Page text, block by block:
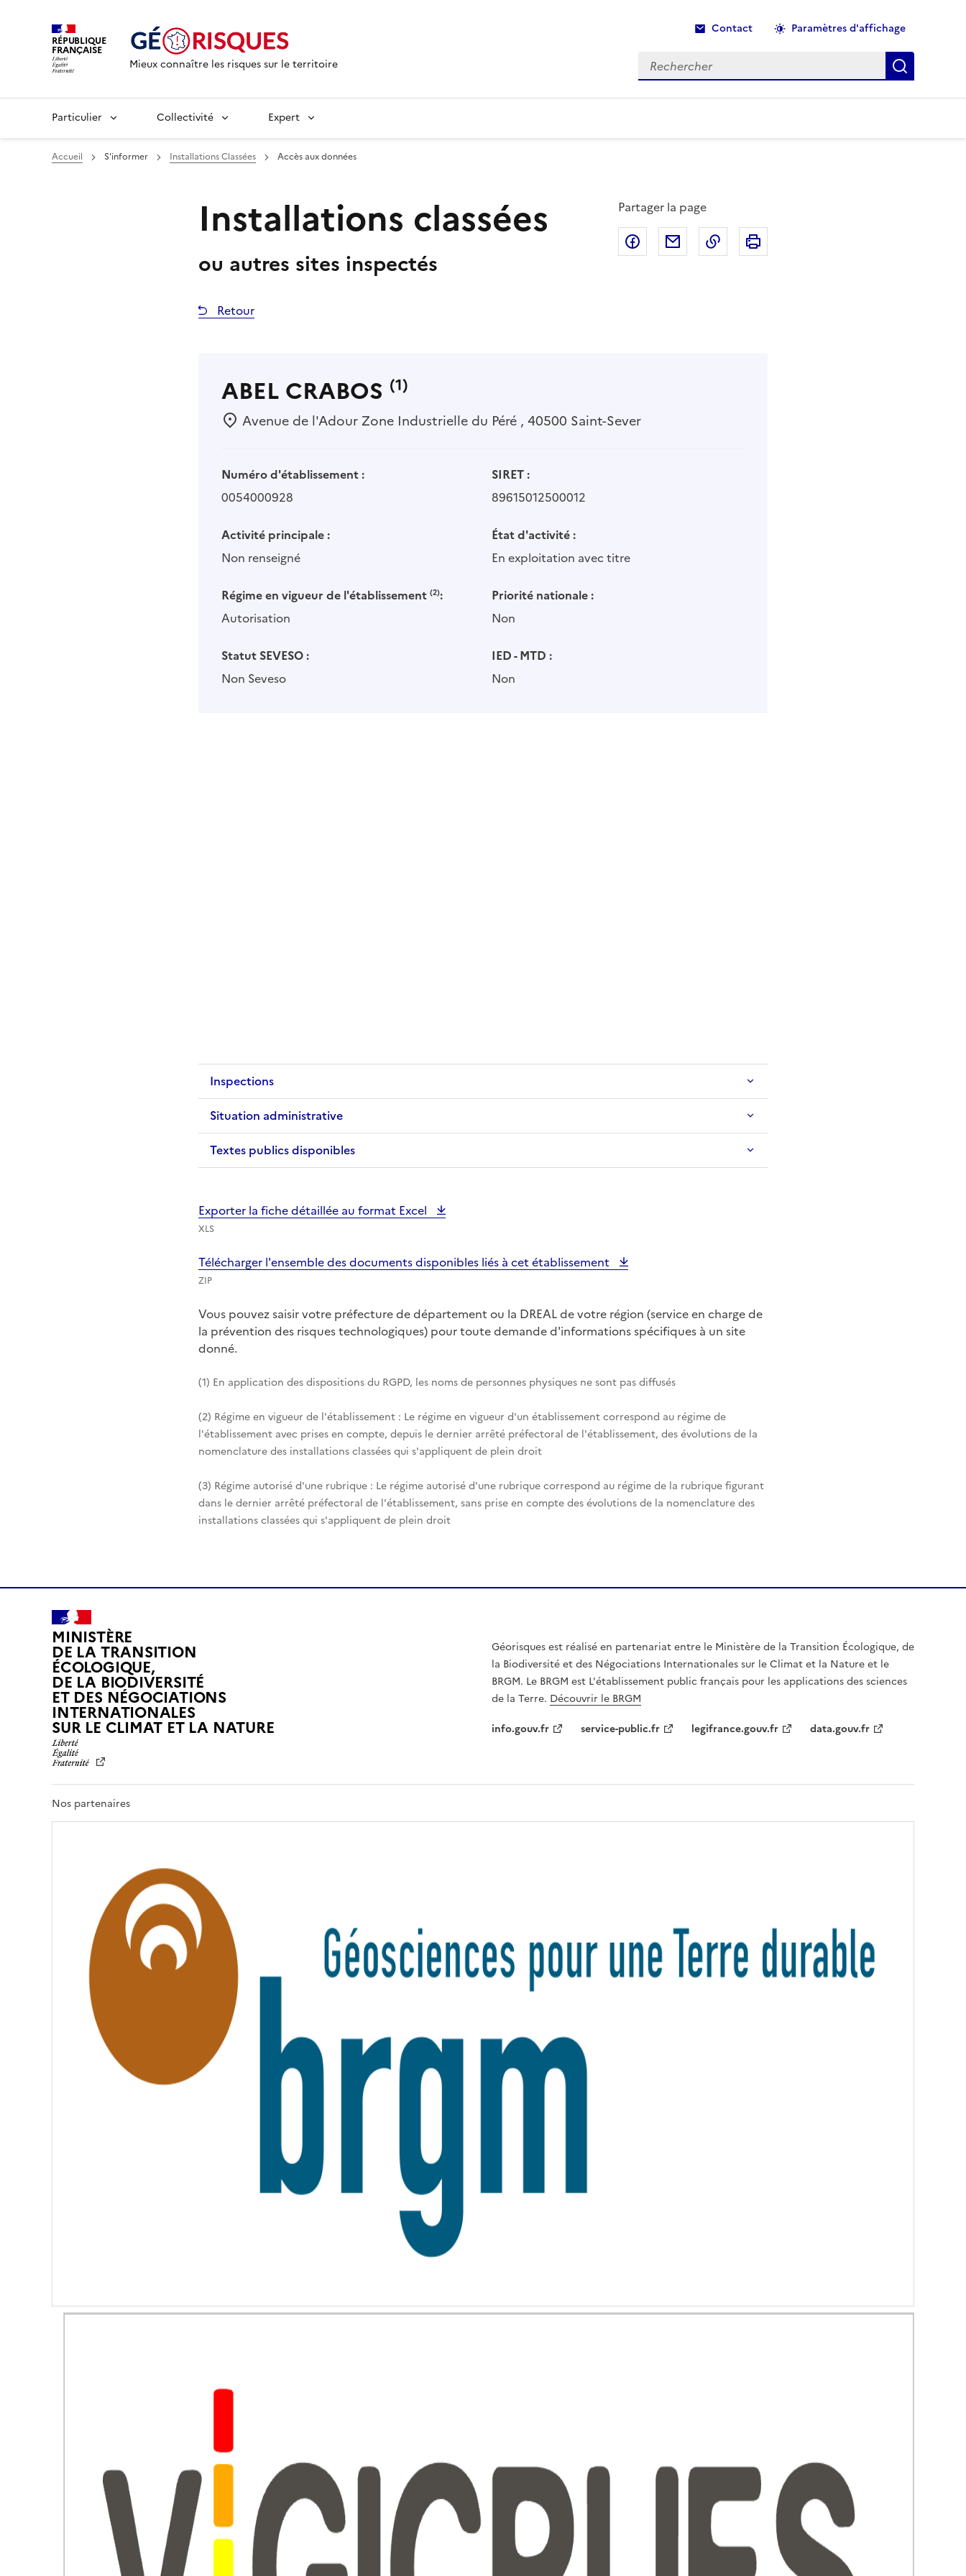
RÉPUBLIQUE
FRANÇAISE
Mieux connaître les risques sur le territoire
Contact Paramètres d'affichage
Rechercher
Recherche
Particulier Collectivité Expert
Accueil S'informer Installations Classées Accès aux données
Installations classées
ou autres sites inspectés
Partager la page
Partager sur Facebook
Partager par emailCopier dans le presse-papier
Retour
ABEL CRABOS (1)
Avenue de l'Adour Zone Industrielle du Péré , 40500 Saint-Sever
Numéro d'établissement :
0054000928
SIRET :
89615012500012
Activité principale :
Non renseigné
État d'activité :
En exploitation avec titre
Régime en vigueur de l'établissement (2):
Autorisation
Priorité nationale :
Non
Statut SEVESO :
Non Seveso
IED - MTD :
Non
Inspections
Situation administrative
Textes publics disponibles
Exporter la fiche détaillée au format Excel
XLS
Télécharger l'ensemble des documents disponibles liés à cet établissement
ZIP
Vous pouvez saisir votre préfecture de département ou la DREAL de votre région (service en charge de
la prévention des risques technologiques) pour toute demande d'informations spécifiques à un site
donné.
(1) En application des dispositions du RGPD, les noms de personnes physiques ne sont pas diffusés
(2) Régime en vigueur de l'établissement : Le régime en vigueur d'un établissement correspond au régime de
l'établissement avec prises en compte, depuis le dernier arrêté préfectoral de l'établissement, des évolutions de la
nomenclature des installations classées qui s'appliquent de plein droit
(3) Régime autorisé d'une rubrique : Le régime autorisé d'une rubrique correspond au régime de la rubrique figurant
dans le dernier arrêté préfectoral de l'établissement, sans prise en compte des évolutions de la nomenclature des
installations classées qui s'appliquent de plein droit
MINISTÈRE
DE LA TRANSITION
ÉCOLOGIQUE,
DE LA BIODIVERSITÉ
ET DES NÉGOCIATIONS
INTERNATIONALES
SUR LE CLIMAT ET LA NATUREL
R
É
R
R
N
T
Géorisques est réalisé en partenariat entre le Ministère de la Transition Écologique, de
la Biodiversité et des Négociations Internationales sur le Climat et la Nature et le
BRGM. Le BRGM est L'établissement public français pour les applications des sciences
de la Terre. Découvrir le BRGM
info.gouv.fr
service-public.fr legifrance.gouv.fr data.gouv.fr
Nos partenaires